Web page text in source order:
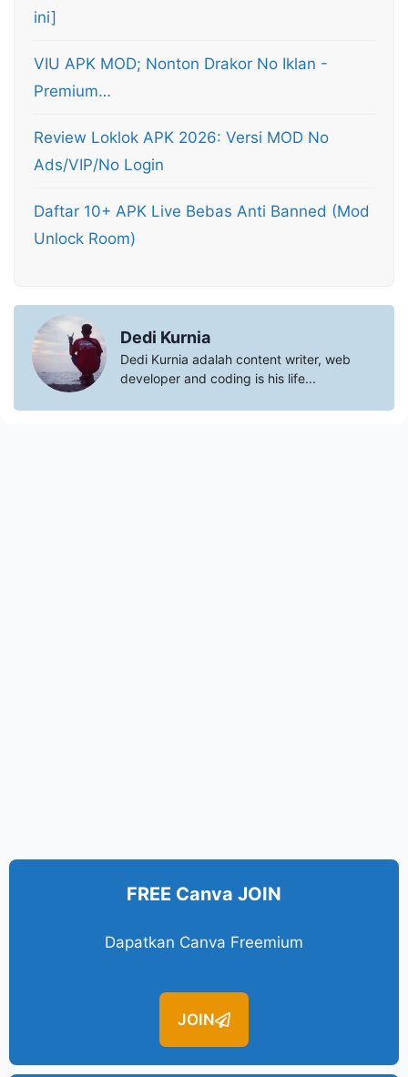
ini]
VIU APK MOD; Nonton Drakor No Iklan -
Premium…
Review Loklok APK 2026: Versi MOD No
Ads/VIP/No Login
Daftar 10+ APK Live Bebas Anti Banned (Mod
Unlock Room)
Dedi Kurnia
Dedi Kurnia adalah content writer, web
developer and coding is his life...
FREE Canva JOIN
Dapatkan Canva Freemium
JOIN